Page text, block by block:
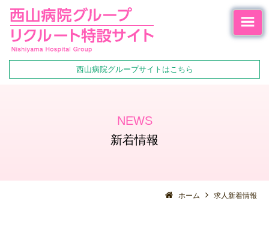
西山病院グループサイトはこちら
NEWS
新着情報
ホーム 求人新着情報